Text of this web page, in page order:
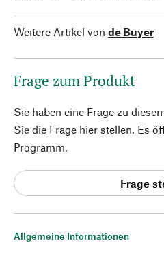
Allgemeine Informationen
Weitere Artikel von de Buyer
Frage zum Produkt
Sie haben eine Frage zu
Sie die Frage hier stellen. Es
Programm.
Frage